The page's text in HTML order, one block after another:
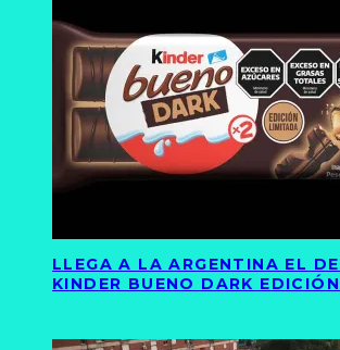
LLEGA A LA ARGENTINA EL
KINDER BUENO DARK